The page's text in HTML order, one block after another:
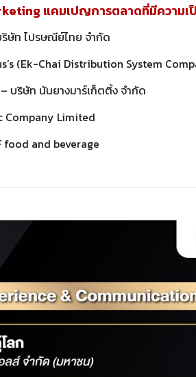
แคมเปญการตลาดที่มีความเ
ริษัท ไปรษณีย์ไทย จำกัด
(Ek-Chai Distribution System
บริษัท นันยางมาร์เก็ตติ้ง จำกัด
Company Limited
food and beverage